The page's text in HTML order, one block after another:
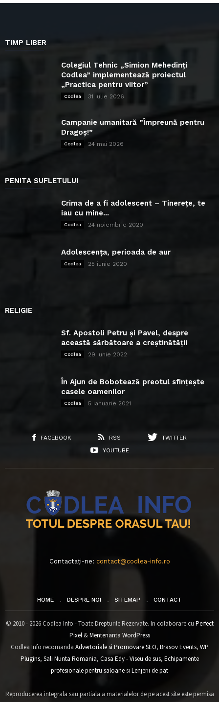
TIMP LIBER
Colegiul Tehnic „Simion Mehedinți
Codlea” implementează proiectul
„Practica pentru viitor”
Codlea 31 iulie 2026
Campanie umanitară ”Împreună pentru
Dragoș!”
Codlea 24 mai 2026
PENITA SUFLETULUI
Crima de a fi adolescent – Tinerețe, te
iau cu mine...
Codlea 24 noiembrie 2020
Adolescența, perioada de aur
Codlea 25 iunie 2020
RELIGIE
Sf. Apostoli Petru și Pavel, despre
această sărbătoare a creștinătății
Codlea 29 iunie 2022
În Ajun de Bobotează preotul sfințește
casele oamenilor
Codlea 5 ianuarie 2021
FACEBOOK RSS
TWITTER
YOUTUBE
Contactați-ne: contact@codlea-info.ro
HOME DESPRE NOI SITEMAP CONTACT
© 2010 - 2026 Codlea Info - Toate Drepturile Rezervate. In colaborare cu Perfect
Pixel&Mentenanta WordPress
Codlea Info recomanda Advertoriale si Promovare SEO, Brasov Events, WP
Plugins, Sali Nunta Romania, Casa Edy - Viseu de sus, Echipamente
profesionale pentru saloanesi Lenjerii de pat
Reproducerea integrala sau partiala a materialelor de pe acest site este permisa